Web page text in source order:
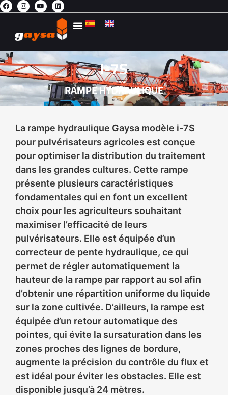
I-7S
RAMPE HYDRAULIQUE
La rampe hydraulique Gaysa modèle i-7S
pour pulvérisateurs agricoles est conçue
pour optimiser la distribution du traitement
dans les grandes cultures. Cette rampe
présente plusieurs caractéristiques
fondamentales qui en font un excellent
choix pour les agriculteurs souhaitant
maximiser l’efficacité de leurs
pulvérisateurs. Elle est équipée d’un
correcteur de pente hydraulique, ce qui
permet de régler automatiquement la
hauteur de la rampe par rapport au sol afin
d’obtenir une répartition uniforme du liquide
sur la zone cultivée. D’ailleurs, la rampe est
équipée d’un retour automatique des
pointes, qui évite la sursaturation dans les
zones proches des lignes de bordure,
augmente la précision du contrôle du flux et
est idéal pour éviter les obstacles. Elle est
disponible jusqu’à 24 mètres.